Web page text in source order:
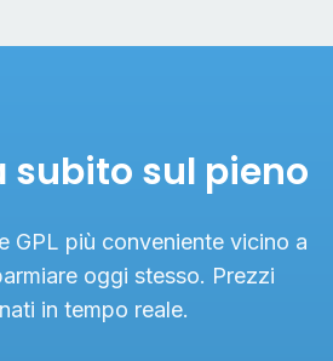
subito sul pieno
GPL più conveniente vicino a
oggi stesso. Prezzi
in tempo reale.